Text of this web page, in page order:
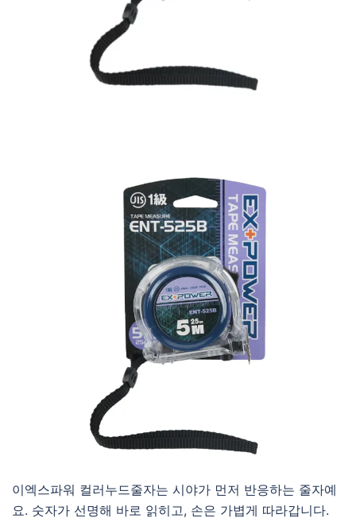
이엑스파워 컬러누드줄자는 시야가 먼저 반응하는 줄자예
요. 숫자가 선명해 바로 읽히고, 손은 가볍게 따라갑니다.